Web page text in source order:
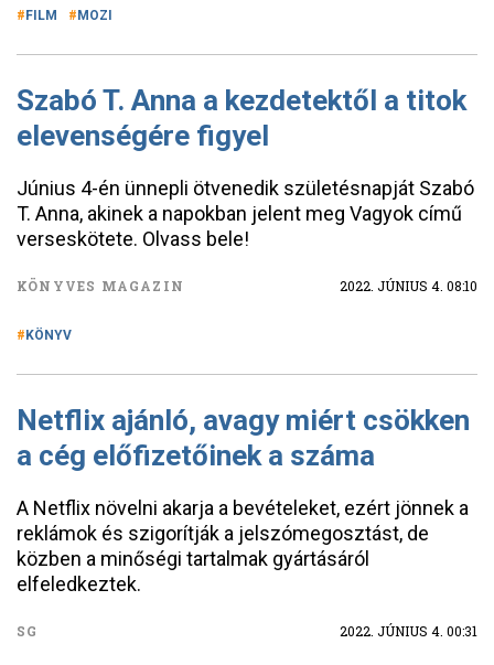
FILM MOZI
Szabó T. Anna a kezdetektől a titok
elevenségére figyel
Június 4-én ünnepli ötvenedik születésnapját Szabó
T. Anna, akinek a napokban jelent meg Vagyok című
verseskötete. Olvass bele!
KÖNYVES MAGAZIN 2022. JÚNIUS 4. 08:10
KÖNYV
Netflix ajánló, avagy miért csökken
a cég előfizetőinek a száma
A Netflix növelni akarja a bevételeket, ezért jönnek a
reklámok és szigorítják a jelszómegosztást, de
közben a minőségi tartalmak gyártásáról
elfeledkeztek.
SG 2022. JÚNIUS 4. 00:31